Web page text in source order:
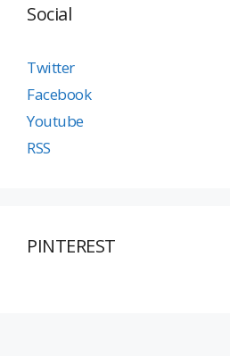
Social
Twitter
Facebook
Youtube
RSS
PINTEREST